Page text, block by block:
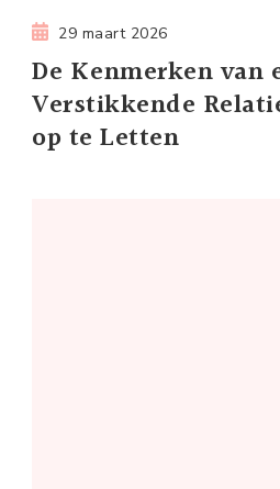
29 maart 2026
De Kenmerken van
Verstikkende
op te Letten